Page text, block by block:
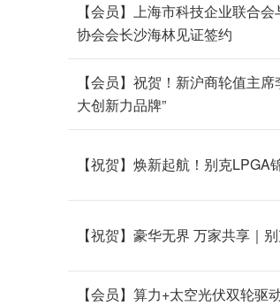
【会员】上海市科技企业联合
协会会长沙海林见证签约
【会员】祝贺！新沪商轮值主
大创新力品牌”
【祝贺】焕新起航！别克
【祝贺】豪华无界 万家共享｜
【会员】算力+太空光伏双轮